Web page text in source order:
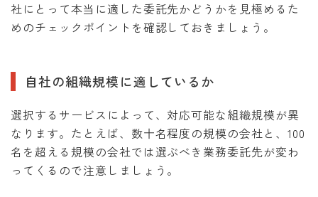
社にとって本当に適した委託先かどうかを見極めるた
めのチェックポイントを確認しておきましょう。
自社の組織規模に適しているか
選択するサービスによって、対応可能な組織規模が異
なります。たとえば、数十名程度の規模の会社と、100
名を超える規模の会社では選ぶべき業務委託先が変わ
ってくるので注意しましょう。